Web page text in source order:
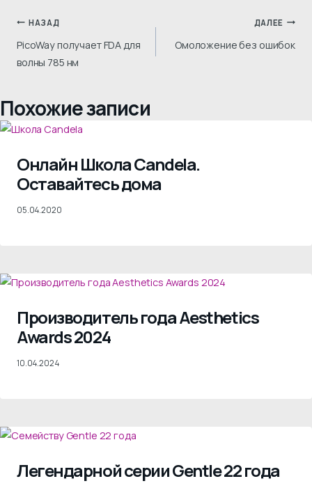
Навигация
по
записям
НАЗАД
PicoWay получает FDA для
волны 785 нм
ДАЛЕЕ
Омоложение без ошибок
Похожие записи
Онлайн Школа Candela.
Оставайтесь дома
05.04.2020
Производитель года Aesthetics
Awards 2024
10.04.2024
Легендарной серии Gentle 22 года